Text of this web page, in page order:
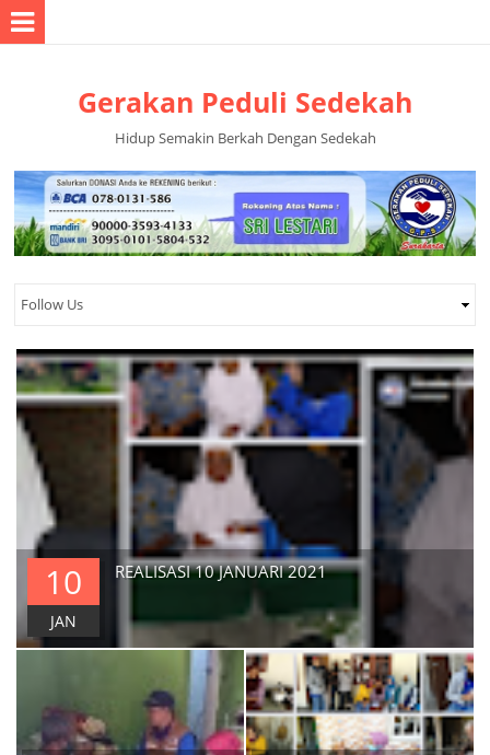
Gerakan Peduli Sedekah
Hidup Semakin Berkah Dengan Sedekah
REALISASI 10 JANUARI 2021
10
JAN